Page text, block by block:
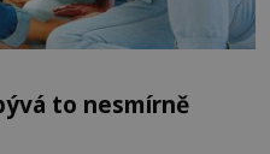
to nesmírně